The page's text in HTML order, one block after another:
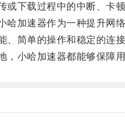
下载过程中的中断、卡顿
加速器作为一种提升网络
简单的操作和稳定的连接
小哈加速器都能够保障用